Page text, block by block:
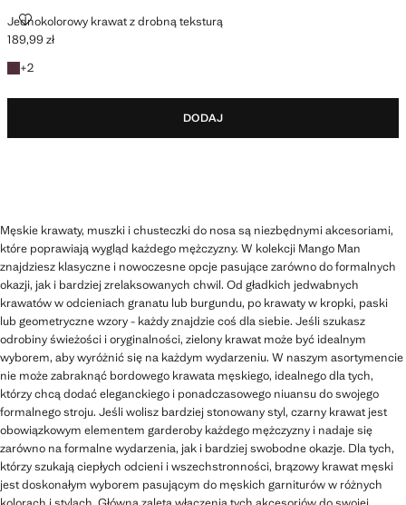
Jednokolorowy krawat z drobną teksturą
JEDNOKOLOROWY KRAWAT Z DROBNĄ TEKSTURĄ
Aktualna cena [189,99 zł ]
189,99 zł
+2
+2 kolory
DODAJ
Męskie krawaty, muszki i chusteczki do nosa są niezbędnymi akcesoriami,
które poprawiają wygląd każdego mężczyzny. W kolekcji Mango Man
znajdziesz klasyczne i nowoczesne opcje pasujące zarówno do formalnych
okazji, jak i bardziej zrelaksowanych chwil. Od gładkich jedwabnych
krawatów w odcieniach granatu lub burgundu, po krawaty w kropki, paski
lub geometryczne wzory - każdy znajdzie coś dla siebie. Jeśli szukasz
odrobiny świeżości i oryginalności, zielony krawat może być idealnym
wyborem, aby wyróżnić się na każdym wydarzeniu. W naszym asortymencie
nie może zabraknąć bordowego krawata męskiego, idealnego dla tych,
którzy chcą dodać eleganckiego i ponadczasowego niuansu do swojego
formalnego stroju. Jeśli wolisz bardziej stonowany styl, czarny krawat jest
obowiązkowym elementem garderoby każdego mężczyzny i nadaje się
zarówno na formalne wydarzenia, jak i bardziej swobodne okazje. Dla tych,
którzy szukają ciepłych odcieni i wszechstronności, brązowy krawat męski
jest doskonałym wyborem pasującym do męskich garniturów w różnych